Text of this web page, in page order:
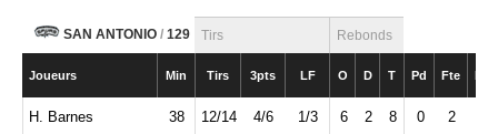
SAN ANTONIO / 129 Tirs Rebonds
Joueurs Min Tirs 3pts LF O D T Pd Fte
H. Barnes 38 12/14 4/6 1/3 6 2 8 0 2